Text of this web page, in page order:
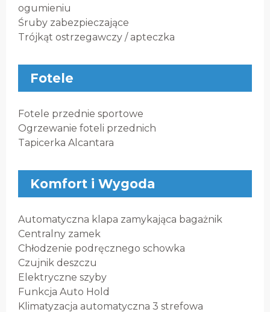
ogumieniu
Śruby zabezpieczające
Trójkąt ostrzegawczy / apteczka
Fotele
Fotele przednie sportowe
Ogrzewanie foteli przednich
Tapicerka Alcantara
Komfort i Wygoda
Automatyczna klapa zamykająca bagażnik
Centralny zamek
Chłodzenie podręcznego schowka
Czujnik deszczu
Elektryczne szyby
Funkcja Auto Hold
Klimatyzacja automatyczna 3 strefowa